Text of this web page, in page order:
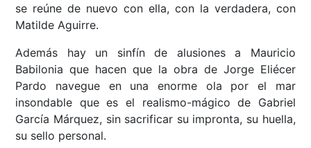
se reúne de nuevo con ella, con la verdadera, con
Matilde Aguirre.
Además hay un sinfín de alusiones a Mauricio
Babilonia que hacen que la obra de Jorge Eliécer
Pardo navegue en una enorme ola por el mar
insondable que es el realismo-mágico de Gabriel
García Márquez, sin sacrificar su impronta, su huella,
su sello personal.